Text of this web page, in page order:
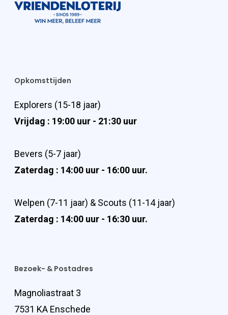
Opkomsttijden
Explorers (15-18 jaar)
Vrijdag : 19:00 uur - 21:30 uur
Bevers (5-7 jaar)
Zaterdag : 14:00 uur - 16:00 uur.
Welpen (7-11 jaar) & Scouts (11-14 jaar)
Zaterdag : 14:00 uur - 16:30 uur.
Bezoek- & Postadres
Magnoliastraat 3
7531 KA Enschede